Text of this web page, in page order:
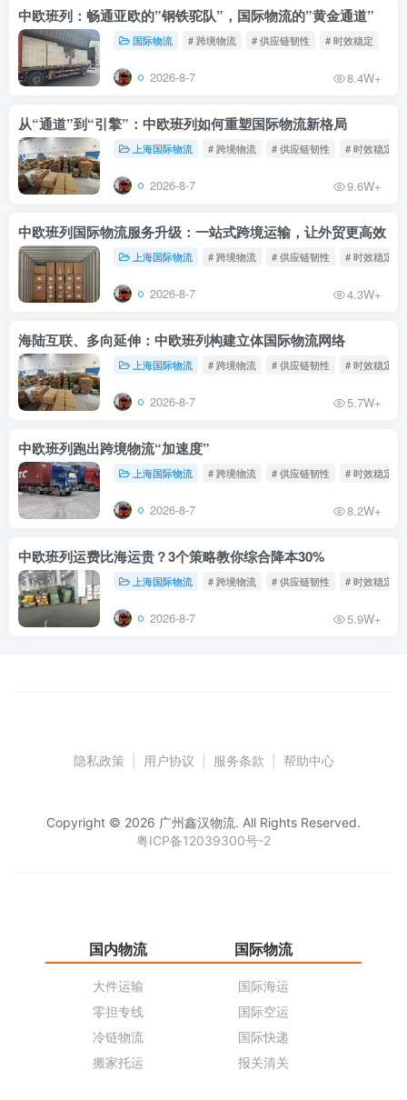
中欧班列：畅通亚欧的”钢铁驼队”，国际物流的”黄金通道”
国际物流 # 跨境物流 # 供应链韧性 # 时效稳定
2026-8-7 8.4W+
从“通道”到“引擎”：中欧班列如何重塑国际物流新格局
上海国际物流 # 跨境物流 # 供应链韧性 # 时效稳定
2026-8-7 9.6W+
中欧班列国际物流服务升级：一站式跨境运输，让外贸更高效
上海国际物流 # 跨境物流 # 供应链韧性 # 时效稳定
2026-8-7 4.3W+
海陆互联、多向延伸：中欧班列构建立体国际物流网络
上海国际物流 # 跨境物流 # 供应链韧性 # 时效稳定
2026-8-7 5.7W+
中欧班列跑出跨境物流“加速度”
上海国际物流 # 跨境物流 # 供应链韧性 # 时效稳定
2026-8-7 8.2W+
中欧班列运费比海运贵？3个策略教你综合降本30%
上海国际物流 # 跨境物流 # 供应链韧性 # 时效稳定
2026-8-7 5.9W+
隐私政策 用户协议 服务条款 帮助中心
Copyright © 2026 广州鑫汉物流. All Rights Reserved.
粤ICP备12039300号-2
国内物流
大件运输
零担专线
冷链物流
搬家托运
国际物流
国际海运
国际空运
国际快递
报关清关